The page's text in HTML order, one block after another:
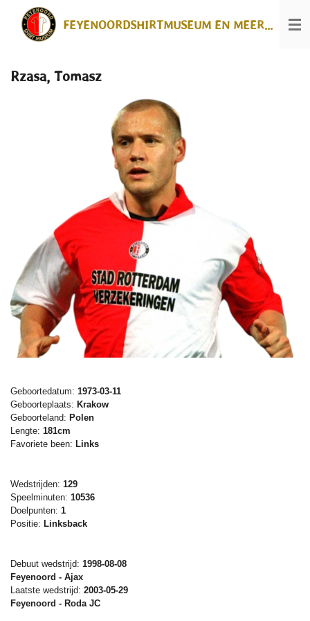
direct
FEYENOORDSHIRTMUSEUM EN MEER...
Rzasa, Tomasz
Geboortedatum: 1973-03-11
Geboorteplaats: Krakow
Geboorteland: Polen
Lengte: 181cm
Favoriete been: Links
Wedstrijden: 129
Speelminuten: 10536
Doelpunten: 1
Positie: Linksback
Debuut wedstrijd: 1998-08-08
Feyenoord - Ajax
Laatste wedstrijd: 2003-05-29
Feyenoord - Roda JC